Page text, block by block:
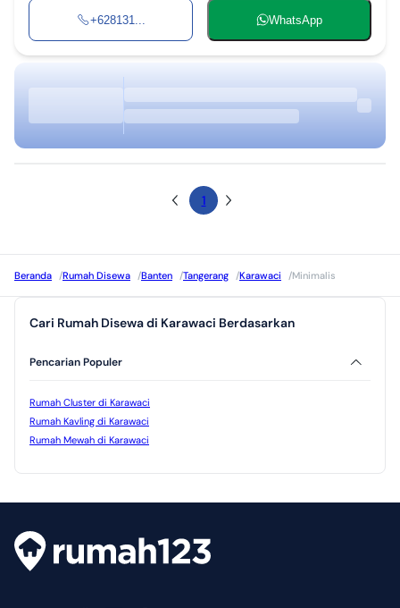
+628131... WhatsApp
1
Beranda /Rumah Disewa /Banten /Tangerang /Karawaci /Minimalis
Cari Rumah Disewa di Karawaci Berdasarkan
Pencarian Populer
Rumah Cluster di Karawaci
Rumah Kavling di Karawaci
Rumah Mewah di Karawaci